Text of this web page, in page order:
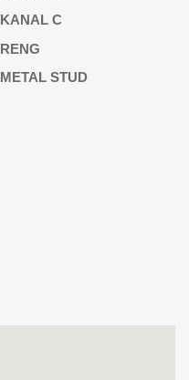
KANAL C
RENG
METAL STUD